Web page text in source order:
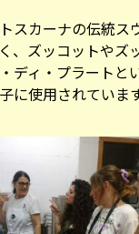
スカーナの伝統ス
、ズッコットやズ
ディ・プラートと
に使用されています